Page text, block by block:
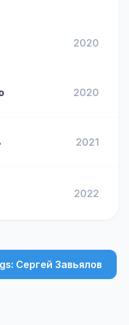
2020
2020
2021
2022
Сергей Завьялов